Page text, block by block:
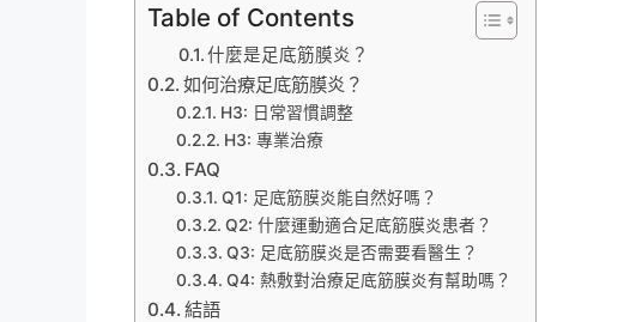
Table of Contents
什麼是足底筋膜炎？
如何治療足底筋膜炎？
H3: 日常習慣調整
H3: 專業治療
FAQ
Q1: 足底筋膜炎能自然好嗎？
Q2: 什麼運動適合足底筋膜炎患者？
Q3: 足底筋膜炎是否需要看醫生？
Q4: 熱敷對治療足底筋膜炎有幫助嗎？
結語